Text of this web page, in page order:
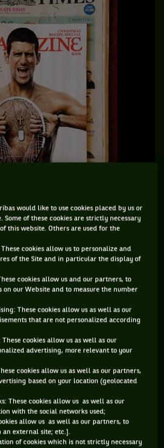
d'un passage chez le coiffeur pour se
son staff.
would like to use cookies placed by us or
Some of these cookies are strictly necessary
this website. Others are used for the
cookies allow us to personalize and
of the Site and in particular the display of
cookies allow us and our partners, to
on our Website and to measure the number
These cookies allow us as well as our
that are not personalized according
cookies allow us as well as our
advertising, more relevant to your
cookies allow us as well as our partners,
based on your location (geolocated
These cookies allow us as well as our
with the social networks used;
allow us as well as our partners, to
an external site; etc.].
of cookies which is not strictly necessary